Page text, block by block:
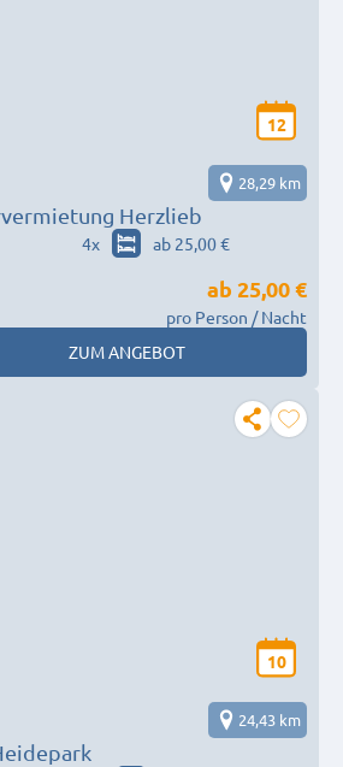
12
Herzlieb
28,29 km
4x ab 25,00 €
ab 25,00 €
pro Person / Nacht
ZUM ANGEBOT
10
24,43 km